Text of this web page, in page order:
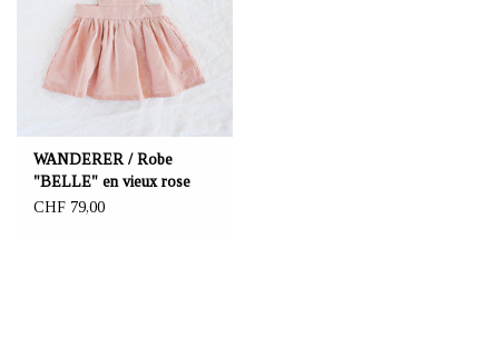
WANDERER / Robe
"BELLE" en vieux rose
CHF 79,00